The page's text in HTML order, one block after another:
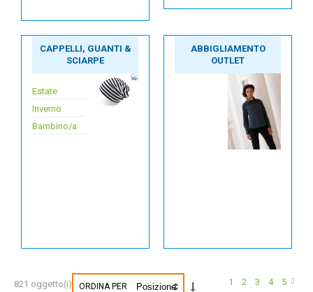
CAPPELLI, GUANTI &
SCIARPE
Estate
Inverno
Bambino/a
ABBIGLIAMENTO
OUTLET
821 oggetto(i) 1 2 3 4 5
ORDINA PER